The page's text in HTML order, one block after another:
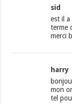
sid
est il a
terme
merci
harry
mon
tel